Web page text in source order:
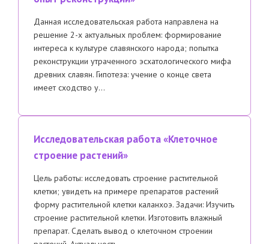
Данная исследовательская работа направлена на
решение 2-х актуальных проблем: формирование
интереса к культуре славянского народа; попытка
реконструкции утраченного эсхатологического мифа
древних славян. Гипотеза: учение о конце света
имеет сходство у…
Исследовательская работа «Клеточное
строение растений»
Цель работы: исследовать строение растительной
клетки; увидеть на примере препаратов растений
форму растительной клетки каланхоэ. Задачи: Изучить
строение растительной клетки. Изготовить влажный
препарат. Сделать вывод о клеточном строении